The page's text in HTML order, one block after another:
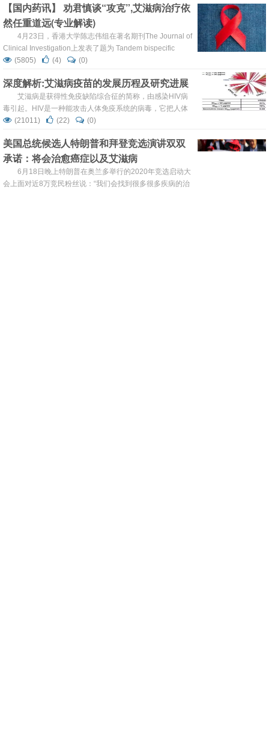
妊娠期间接受dolutegravir的HIV-1感染患者，出现上述缺陷
的风险较高。 神经管缺陷是胚胎形成早期脊髓、大脑及相关
器官未能正常...
【国内药讯】 劝君慎谈“攻克”,艾滋病治疗依
然任重道远(专业解读)
4月23日，香港大学陈志伟组在著名期刊The Journal of
Clinical Investigation上发表了题为 Tandem bispecific
neutralizing antibody eliminates HIV-1 infection in
鼠实验中消除HIV-1感染的研究。 ...
(5805) (4) (0)
深度解析:艾滋病疫苗的发展历程及研究进展
艾滋病是获得性免疫缺陷综合征的简称，由感染HIV病
毒引起。HIV是一种能攻击人体免疫系统的病毒，它把人体
免疫系统中最重要的CD4 T淋巴细胞作为主要攻击目标，大
发展成艾滋病病人，使人体丧失免疫功能，因抵抗力极度下
降会出现多种感染，后期常常发生恶性肿瘤，以至全身衰竭
而死亡。 1981年6月5日，美国疾病预防控制...
(21011) (22) (0)
美国总统候选人特朗普和拜登竞选演讲双双
承诺：将会治愈癌症以及艾滋病
6月18日晚上特朗普在奥兰多举行的2020年竞选启动大
会上面对近8万竞民粉丝说：“我们会找到很多很多疾病的治